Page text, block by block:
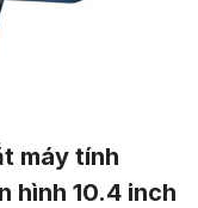
máy tính
hình 10.4 inch